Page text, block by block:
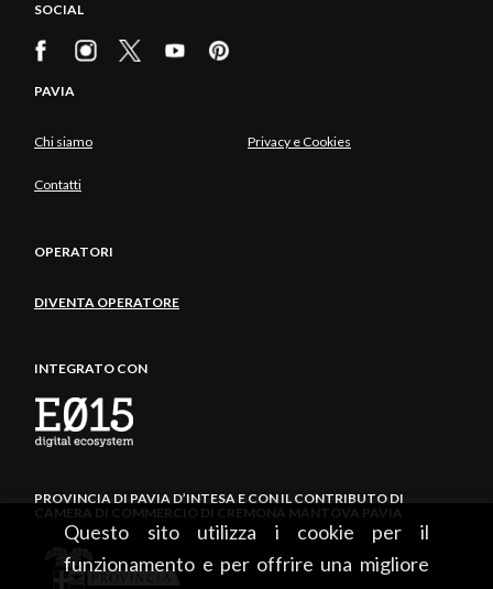
Questo sito utilizza i cookie per il
funzionamento e per offrire una migliore
SOCIAL
PAVIA
Chi siamo Privacy e Cookies
Contatti
OPERATORI
DIVENTA OPERATORE
INTEGRATO CON
PROVINCIA DI PAVIA D’INTESA E CON IL CONTRIBUTO DI
CAMERA DI COMMERCIO DI CREMONA MANTOVA PAVIA